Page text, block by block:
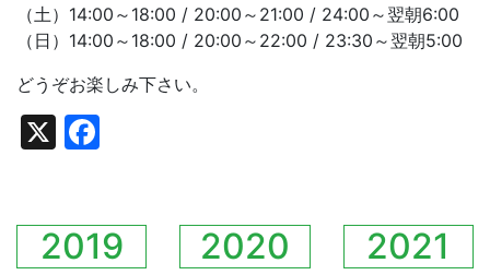
（土）14:00～18:00 / 20:00～21:00 / 24:00～翌朝6:00
（日）14:00～18:00 / 20:00～22:00 / 23:30～翌朝5:00
どうぞお楽しみ下さい。
X
2019 2020
2021